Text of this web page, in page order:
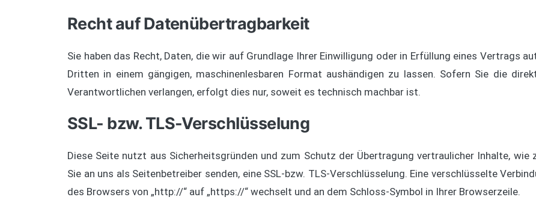
Recht auf Datenübertragbarkeit
Sie haben das Recht, Daten, die wir auf Grundlage Ihrer Einwilligung oder in Erfüllung eines Vertrags
Dritten in einem gängigen, maschinenlesbaren Format aushändigen zu lassen. Sofern Sie die
Verantwortlichen verlangen, erfolgt dies nur, soweit es technisch machbar ist.
SSL- bzw. TLS-Verschlüsselung
Diese Seite nutzt aus Sicherheitsgründen und zum Schutz der Übertragung vertraulicher Inhalte, wie
Sie an uns als Seitenbetreiber senden, eine SSL-bzw. TLS-Verschlüsselung. Eine verschlüsselte
des Browsers von „http://“ auf „https://“ wechselt und an dem Schloss-Symbol in Ihrer Browserzeile.